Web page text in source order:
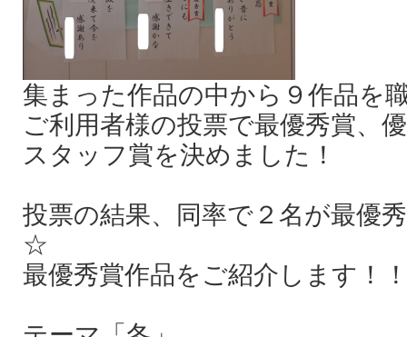
集まった作品の中から９作品を
ご利用者様の投票で最優秀賞、
スタッフ賞を決めました！
投票の結果、同率で２名が最優
☆
最優秀賞作品をご紹介します！